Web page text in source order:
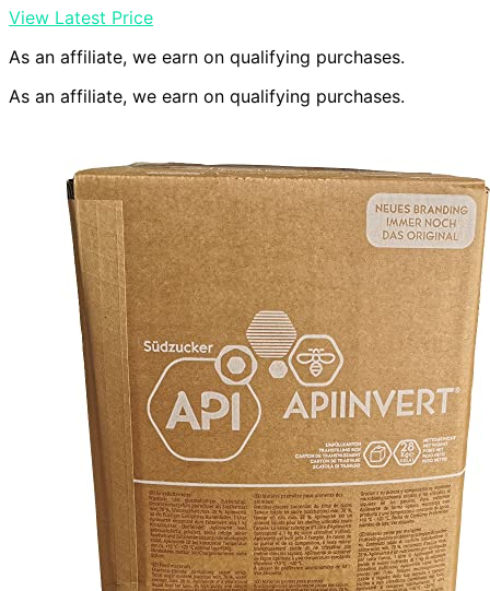
View Latest Price
As an affiliate, we earn on qualifying purchases.
As an affiliate, we earn on qualifying purchases.